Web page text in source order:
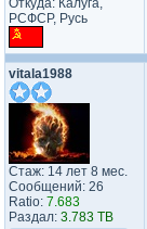
Откуда: Калуга,
РСФСР, Русь
vitala1988
Стаж: 14 лет 8 мес.
Сообщений: 26
Ratio: 7.683
Раздал: 3.783 TB